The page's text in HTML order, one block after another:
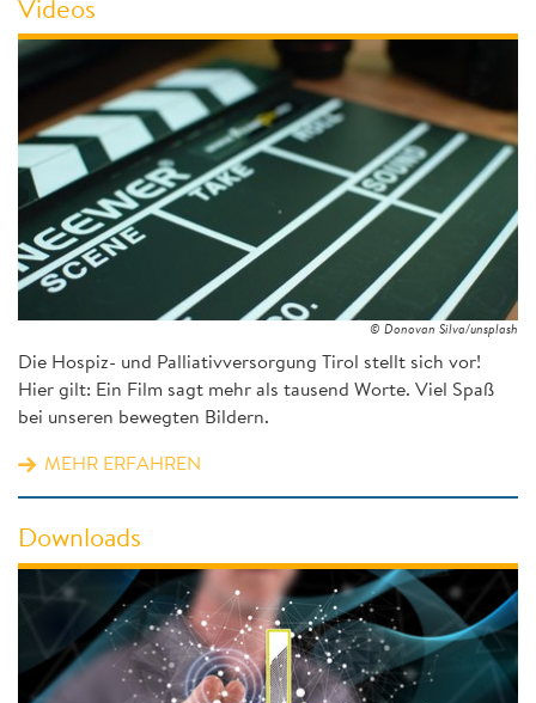
Videos
© Donovan Silva/unsplash
Die Hospiz- und Palliativversorgung Tirol stellt sich vor!
Hier gilt: Ein Film sagt mehr als tausend Worte. Viel Spaß
bei unseren bewegten Bildern.
MEHR ERFAHREN
Downloads